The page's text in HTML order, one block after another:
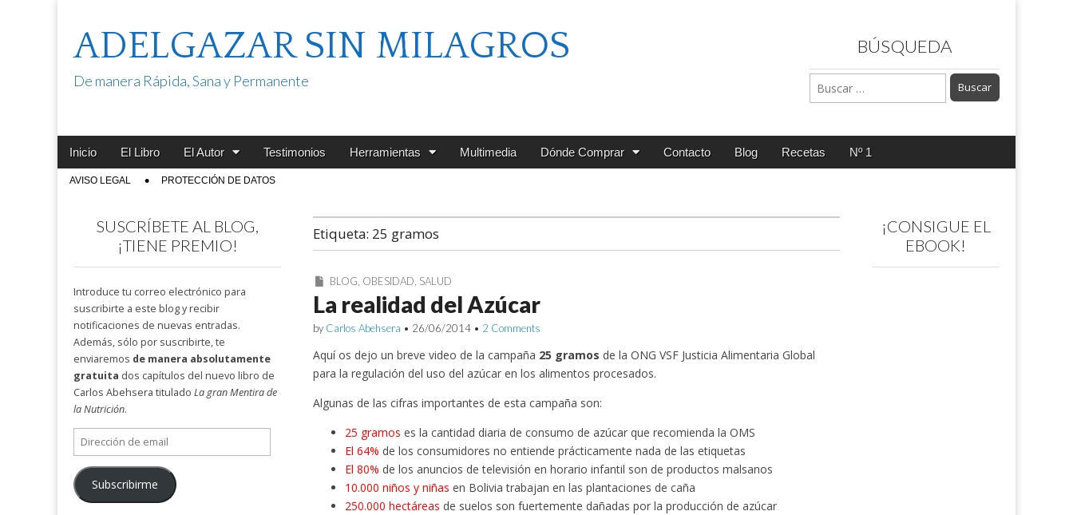
ADELGAZAR SIN MILAGROS
De manera Rápida, Sana y Permanente
BÚSQUEDA
Buscar:
Main
Skip
content
Inicio El Libro El Autor Testimonios Herramientas Multimedia Dónde Comprar Contacto Blog Recetas Nº 1
SubAVISO LEGAL PROTECCIÓN DE DATOS
Etiqueta: 25 gramos
BLOG, OBESIDAD, SALUD
La realidad del Azúcar
by Carlos Abehsera • 26/06/2014 • 2 Comments
Aquí os dejo un breve video de la campaña 25 gramos de la ONG VSF Justicia Alimentaria Global
para la regulación del uso del azúcar en los alimentos procesados.
Algunas de las cifras importantes de esta campaña son:
25 gramos es la cantidad diaria de consumo de azúcar que recomienda la OMS
El 64% de los consumidores no entiende prácticamente nada de las etiquetas
El 80% de los anuncios de televisión en horario infantil son de productos malsanos
10.000 niños y niñas en Bolivia trabajan en las plantaciones de caña
250.000 hectáreas de suelos son fuertemente dañadas por la producción de azúcar
SUSCRÍBETE AL BLOG,
¡TIENE PREMIO!
Introduce tu correo electrónico para
suscribirte a este blog y recibir
notificaciones de nuevas entradas.
Además, sólo por suscribirte, te
enviaremos de manera absolutamente
gratuita dos capítulos del nuevo libro de
Carlos Abehsera titulado La gran Mentira de
la Nutrición.
Dirección
de
email
Subscribirme
¡CONSIGUE EL
EBOOK!